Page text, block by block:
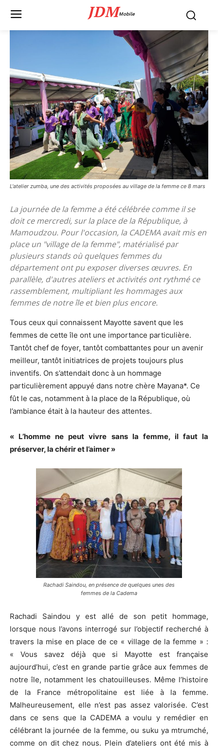
JDMMobile
L'atelier zumba, une des activités proposées au village de la femme ce 8 mars
La journée de la femme a été célébrée comme il se
doit ce mercredi, sur la place de la République, à
Mamoudzou. Pour l'occasion, la CADEMA avait mis en
place un "village de la femme", matérialisé par
plusieurs stands où quelques femmes du
département ont pu exposer diverses œuvres. En
parallèle, d'autres ateliers et activités ont rythmé ce
rassemblement, multipliant les hommages aux
femmes de notre île et bien plus encore.
Tous ceux qui connaissent Mayotte savent que les
femmes de cette île ont une importance particulière.
Tantôt chef de foyer, tantôt combattantes pour un avenir
meilleur, tantôt initiatrices de projets toujours plus
inventifs. On s’attendait donc à un hommage
particulièrement appuyé dans notre chère Mayana*. Ce
fût le cas, notamment à la place de la République, où
l’ambiance était à la hauteur des attentes.
« L’homme ne peut vivre sans la femme, il faut la
préserver, la chérir et l’aimer »
Rachadi Saindou, en présence de quelques unes des
femmes de la Cadema
Rachadi Saindou y est allé de son petit hommage,
lorsque nous l’avons interrogé sur l’objectif recherché à
travers la mise en place de ce « village de la femme » :
« Vous savez déjà que si Mayotte est française
aujourd’hui, c’est en grande partie grâce aux femmes de
notre île, notamment les chatouilleuses. Même l’histoire
de la France métropolitaine est liée à la femme.
Malheureusement, elle n’est pas assez valorisée. C’est
dans ce sens que la CADEMA a voulu y remédier en
célébrant la journée de la femme, ou suku ya mtrumché,
comme on dit chez nous. Plein d’ateliers ont été mis à